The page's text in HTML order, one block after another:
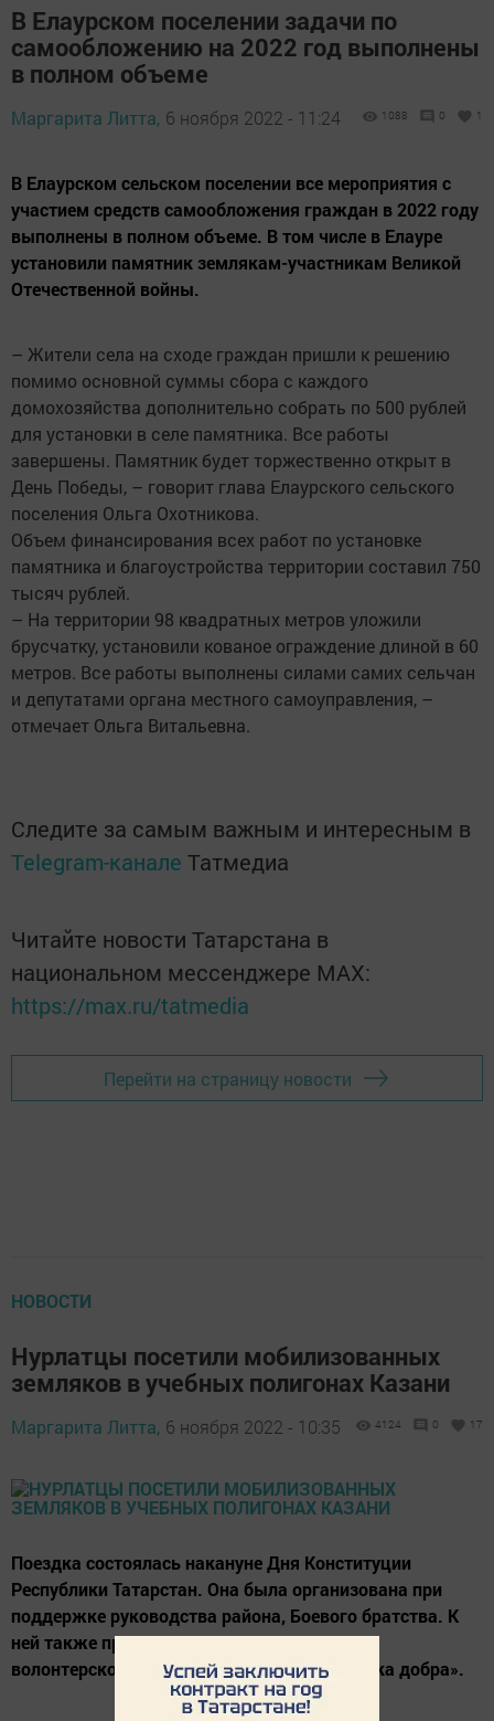
В Елаурском поселении задачи по
самообложению на 2022 год выполнены
в полном объеме
Маргарита Литта, 6 ноября 2022 - 11:24 1088 0 1
В Елаурском сельском поселении все мероприятия с
участием средств самообложения граждан в 2022 году
выполнены в полном объеме. В том числе в Елауре
установили памятник землякам-участникам Великой
Отечественной войны.
– Жители села на сходе граждан пришли к решению
помимо основной суммы сбора с каждого
домохозяйства дополнительно собрать по 500 рублей
для установки в селе памятника. Все работы
завершены. Памятник будет торжественно открыт в
День Победы, – говорит глава Елаурского сельского
поселения Ольга Охотникова.
Объем финансирования всех работ по установке
памятника и благоустройства территории составил 750
тысяч рублей.
– На территории 98 квадратных метров уложили
брусчатку, установили кованое ограждение длиной в 60
метров. Все работы выполнены силами самих сельчан
и депутатами органа местного самоуправления, –
отмечает Ольга Витальевна.
Следите за самым важным и интересным в
Telegram-канале Татмедиа
Читайте новости Татарстана в
национальном мессенджере MАХ:
https://max.ru/tatmedia
Перейти на страницу новости
НОВОСТИ
Нурлатцы посетили мобилизованных
земляков в учебных полигонах Казани
Маргарита Литта, 6 ноября 2022 - 10:35 4124 0 17
Поездка состоялась накануне Дня Конституции
Республики Татарстан. Она была организована при
поддержке руководства района, Боевого братства. К
ней также присоединились представители
волонтерского движения в Нурлате «Коробка добра».